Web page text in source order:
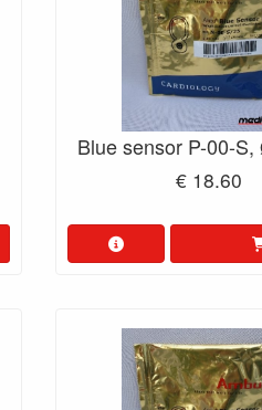
Blue sensor P-00-
€ 18.60